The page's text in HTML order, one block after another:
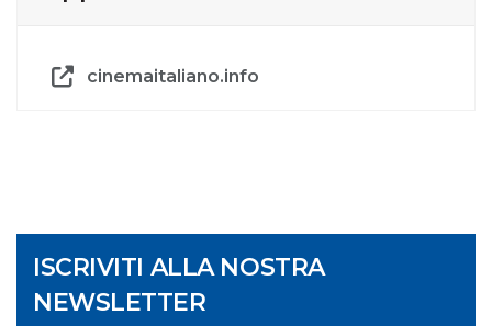
cinemaitaliano.info
ISCRIVITI ALLA NOSTRA
NEWSLETTER